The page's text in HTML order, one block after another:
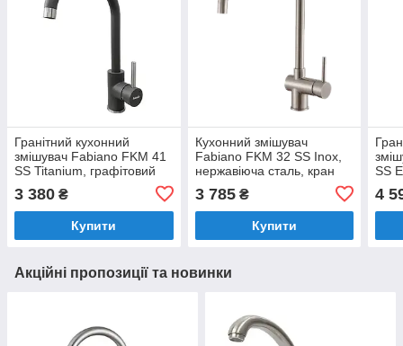
Гранітний кухонний
змішувач Fabiano FKM 41
SS Titanium, графітовий
кран для мийки на кухню
(8232.401.0266)
3 380 ₴
Купити
Кухонний змішувач
Fabiano FKM 32 SS Inox,
нержавіюча сталь, кран
(8232.401.0498)
3 785₴
Купити
SS
4
Акційні пропозиції та новинки